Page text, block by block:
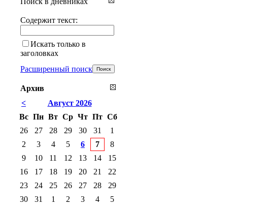
Содержит текст:
Искать только в
заголовках
Расширенный поиск
Архив
<
Август 2026
Вс Пн Вт Ср Чт Пт Сб
26
27 28 29 30 31
1
2
3 4 5 6 7
8
9
10 11 12 13 14
15
16
17 18 19 20 21
22
23
24 25 26 27 28
29
30
31 1 2 3 4 5